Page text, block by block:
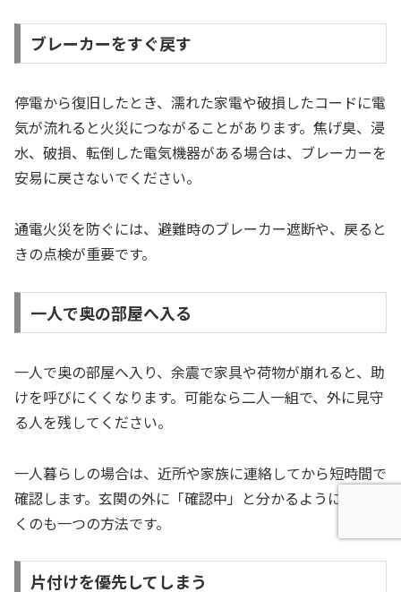
ブレーカーをすぐ戻す
停電から復旧したとき、濡れた家電や破損したコードに電
気が流れると火災につながることがあります。焦げ臭、浸
水、破損、転倒した電気機器がある場合は、ブレーカーを
安易に戻さないでください。
通電火災を防ぐには、避難時のブレーカー遮断や、戻ると
きの点検が重要です。
一人で奥の部屋へ入る
一人で奥の部屋へ入り、余震で家具や荷物が崩れると、助
けを呼びにくくなります。可能なら二人一組で、外に見守
る人を残してください。
一人暮らしの場合は、近所や家族に連絡してから短時間で
確認します。玄関の外に「確認中」と分かるようにしてお
くのも一つの方法です。
片付けを優先してしまう